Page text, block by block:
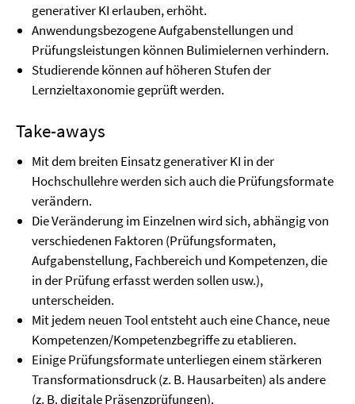
generativer KI erlauben, erhöht.
Anwendungsbezogene Aufgabenstellungen und
Prüfungsleistungen können Bulimielernen verhindern.
Studierende können auf höheren Stufen der
Lernzieltaxonomie geprüft werden.
Take-aways
Mit dem breiten Einsatz generativer KI in der
Hochschullehre werden sich auch die Prüfungsformate
verändern.
Die Veränderung im Einzelnen wird sich, abhängig von
verschiedenen Faktoren (Prüfungsformaten,
Aufgabenstellung, Fachbereich und Kompetenzen, die
in der Prüfung erfasst werden sollen usw.),
unterscheiden.
Mit jedem neuen Tool entsteht auch eine Chance, neue
Kompetenzen/Kompetenzbegriffe zu etablieren.
Einige Prüfungsformate unterliegen einem stärkeren
Transformationsdruck (z. B. Hausarbeiten) als andere
(z. B. digitale Präsenzprüfungen).